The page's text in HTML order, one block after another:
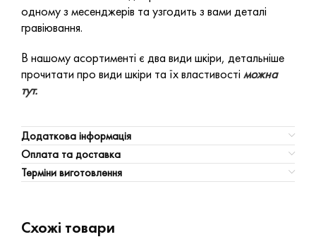
одному з месенджерів та узгодить з вами деталі
гравіювання.
В нашому асортименті є два види шкіри, детальніше
прочитати про види шкіри та їх властивості можна
тут.
Додаткова інформація
Оплата та доставка
Терміни виготовлення
Схожі товари